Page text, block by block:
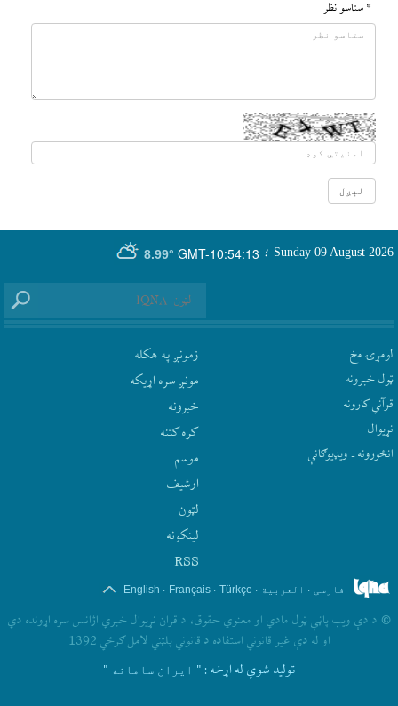
* ستاسو نظر
GMT-10:54:13
8.99° Sunday 09 August 2026 ؛
لومړۍ مخ
ټول خبرونه
قرآني کارونه
نړيوال
انځورونه ـ ویډیوګانې
زمونږ په هکله
مونږ سره اړيکه
‫خبرونه
کره کتنه
موسم
ارشيف
لټون
لينکونه
RSS
فارسی . العربیة .
Türkçe
.
Français
.
English
© د دې ويب پاڼې ټول مادي او معنوي حقوق، د قران نړيوال خبري اژانس سره اړونده دي
او له دې غير قانوني استفاده د قانوني پلټني لامل ګرځي 1392
تولید شوي له اړخه : " ایران سامانه "